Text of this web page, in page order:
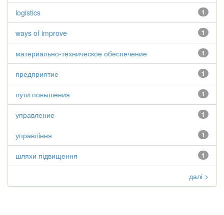
1
logistics
1
ways of improve
1
материально-техническое обеспечение
1
предприятие
1
пути повышения
1
управление
1
управління
1
шляхи підвищення
далі >